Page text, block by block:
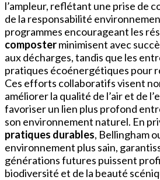
l’ampleur, reflétant une prise de
de la responsabilité
programmes encourageant les
composterminimisent avec
aux décharges, tandis que les
pratiques écoénergétiques pour
Ces efforts collaboratifs visent
améliorer la qualité de l’air et de
favoriser un lien plus profond
son environnement naturel. En
pratiques durables, Bellingham
environnement plus sain,
générations futures puissent
biodiversité et de la beauté